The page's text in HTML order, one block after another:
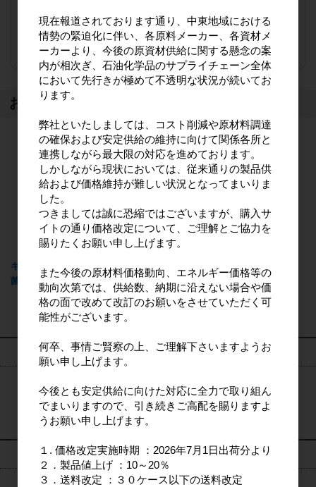
注文数
ご注文には
ログインしてください
おすすめ商品
キッチンクラブアルコール除
菌スプレー 詰替用720ml
キッチンクラブアルコール除
菌スプレー 本体400ml
検索
ログイン
現在報道されております通り、中東地域における
情勢の緊迫化に伴い、各原料メーカー、各資材メ
ーカーより、今後の原資材供給に関する懸念の案
内が相次ぎ、石油化学品のサプライチェーン全体
において先行きが極めて不透明な状況が続いてお
ります。
弊社といたしましては、コスト削減や原材料調達
の確保および安定供給の維持に向けて関係各所と
連携しながら最大限の対応を進めております。
しかしながら現状においては、従来通りの製品供
給および価格維持が難しい状況となってまいりま
した。
つきましては誠に恐縮ではございますが、購入サ
イトの通り価格改定について、ご理解とご協力を
賜りたくお願い申し上げます。
また今後の原材料価格動向、エネルギー価格等の
動向次第では、供給数、納期に沿えない場合や価
格の面で改めて改訂のお願いをさせていただく可
能性がございます。
何卒、事情ご賢察の上、ご理解下さいますようお
願い申し上げます。
今後とも安定供給に向けた対応に全力で取り組ん
でまいりますので、引き続きご高配を賜りますよ
うお願い申し上げます。
１. 価格改定実施時期 ：2026年7月1日出荷分より
２．製品値上げ ：10～20％
３．送料改定 ：３０ケース以下の送料改定